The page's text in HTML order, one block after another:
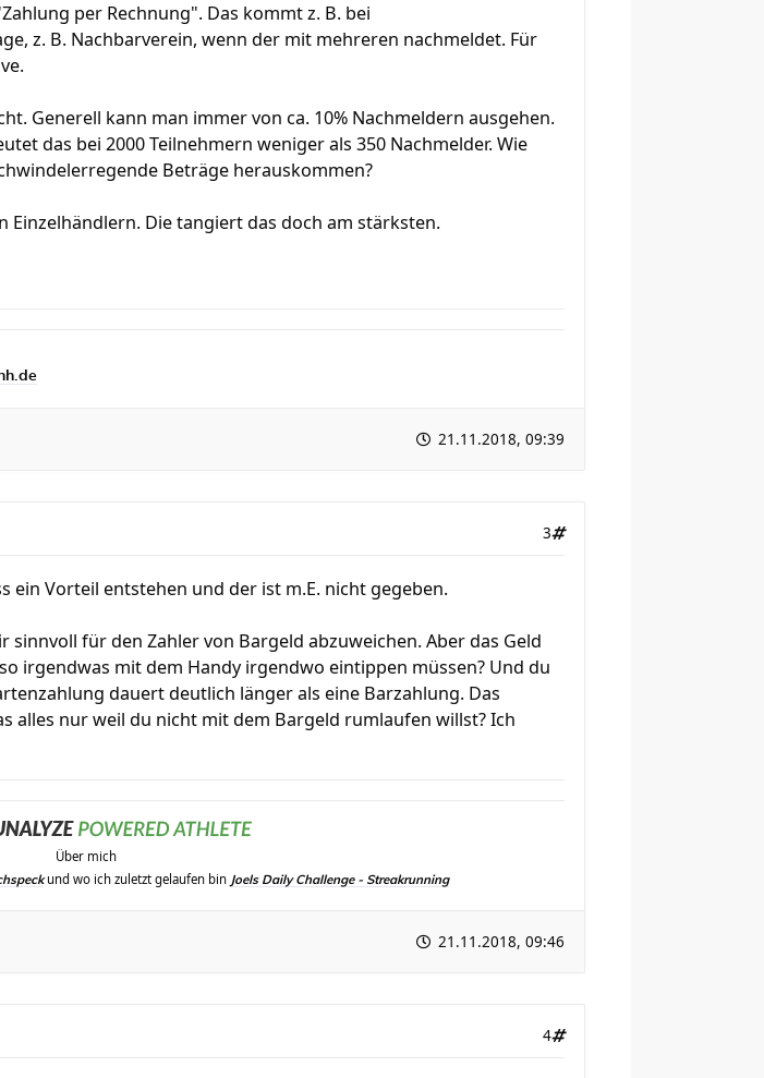
per Rechnung". Das kommt z. B. bei
z. B. Nachbarverein, wenn der mit mehreren nachmeldet. Für
Generell kann man immer von ca. 10% Nachmeldern ausgehen.
das bei 2000 Teilnehmern weniger als 350 Nachmelder. Wie
Beträge herauskommen?
Einzelhändlern. Die tangiert das doch am stärksten.
21.11.2018, 09:39
3
ein Vorteil entstehen und der ist m.E. nicht gegeben.
für den Zahler von Bargeld abzuweichen. Aber das Geld
irgendwas mit dem Handy irgendwo eintippen müssen? Und du
dauert deutlich länger als eine Barzahlung. Das
alles nur weil du nicht mit dem Bargeld rumlaufen willst? Ich
Über mich
und wo ich zuletzt gelaufen bin Joels Daily Challenge - Streakrunning
21.11.2018, 09:46
4